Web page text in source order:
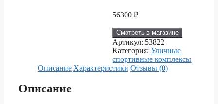
56300₽
Смотреть в магазине
Артикул: 53822
Категория:Уличные
спортивные комплексы
Описание Характеристики Отзывы (0)
Описание